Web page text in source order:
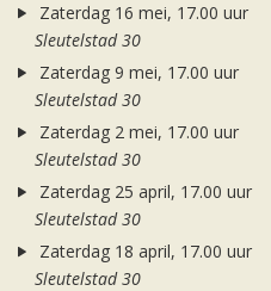
Zaterdag 16 mei, 17.00 uur
Sleutelstad 30
Zaterdag 9 mei, 17.00 uur
Sleutelstad 30
Zaterdag 2 mei, 17.00 uur
Sleutelstad 30
Zaterdag 25 april, 17.00 uur
Sleutelstad 30
Zaterdag 18 april, 17.00 uur
Sleutelstad 30